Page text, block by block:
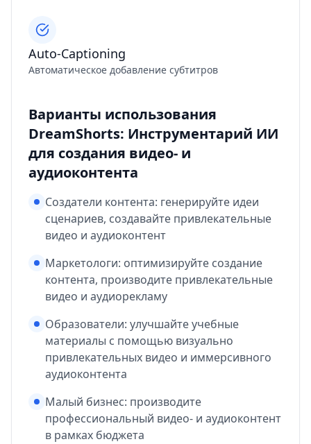
Auto-Captioning
Автоматическое добавление субтитров
Варианты использования
DreamShorts: Инструментарий ИИ
для создания видео- и
аудиоконтента
Создатели контента: генерируйте идеи
сценариев, создавайте привлекательные
видео и аудиоконтент
Маркетологи: оптимизируйте создание
контента, производите привлекательные
видео и аудиорекламу
Образователи: улучшайте учебные
материалы с помощью визуально
привлекательных видео и иммерсивного
аудиоконтента
Малый бизнес: производите
профессиональный видео- и аудиоконтент
в рамках бюджета